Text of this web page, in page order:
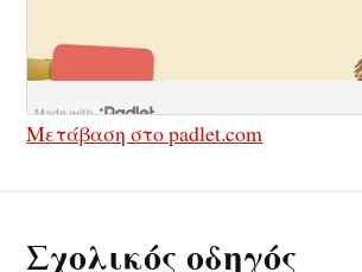
Μετάβαση στο padlet.com
Σχολικός οδηγός